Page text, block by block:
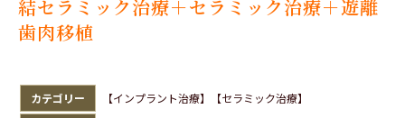
結セラミック治療＋セラミック治療＋遊離
歯肉移植
カテゴリー
【インプラント治療】【セラミック治療】